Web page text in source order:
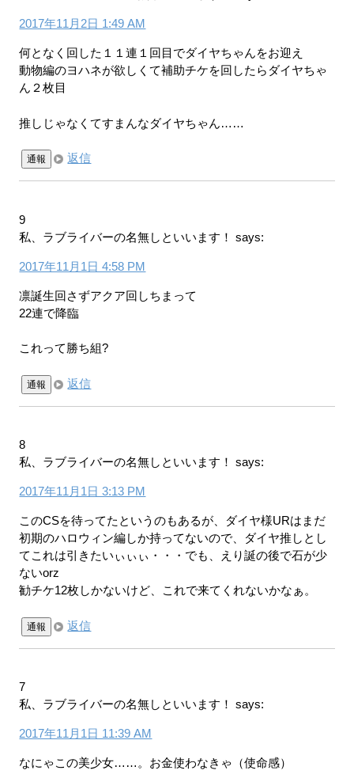
2017年11月2日 1:49 AM
何となく回した１１連１回目でダイヤちゃんをお迎え
動物編のヨハネが欲しくて補助チケを回したらダイヤちゃ
ん２枚目
推しじゃなくてすまんなダイヤちゃん……
通報 返信
9
私、ラブライバーの名無しといいます！
says:
2017年11月1日 4:58 PM
凛誕生回さずアクア回しちまって
22連で降臨
これって勝ち組?
通報 返信
8
私、ラブライバーの名無しといいます！
says:
2017年11月1日 3:13 PM
このCSを待ってたというのもあるが、ダイヤ様URはまだ
初期のハロウィン編しか持ってないので、ダイヤ推しとし
てこれは引きたいぃぃぃ・・・でも、えり誕の後で石が少
ないorz
勧チケ12枚しかないけど、これで来てくれないかなぁ。
通報 返信
7
私、ラブライバーの名無しといいます！
says:
2017年11月1日 11:39 AM
なにゃこの美少女……。お金使わなきゃ（使命感）